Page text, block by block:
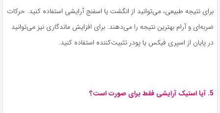
برای نتیجه طبیعی، می‌توانید از انگشت یا اسفنج آرایشی استفاده کنید. حرکات
ضربه‌ای و آرام بهترین نتیجه را می‌دهند. برای افزایش ماندگاری نیز می‌توانید
در پایان از اسپری فیکس یا پودر تثبیت‌کننده استفاده کنید.
5. آیا استیک آرایشی فقط برای صورت است؟